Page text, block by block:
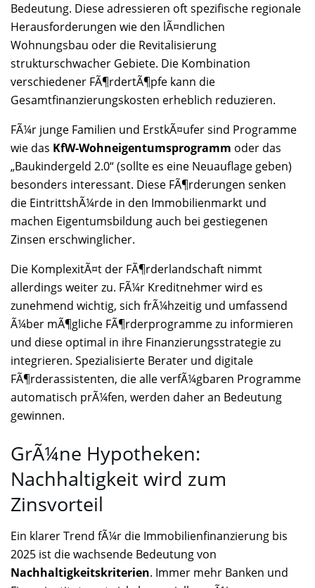
Bedeutung. Diese adressieren oft spezifische regionale
Herausforderungen wie den lÃ¤ndlichen
Wohnungsbau oder die Revitalisierung
strukturschwacher Gebiete. Die Kombination
verschiedener FÃ¶rdertÃ¶pfe kann die
Gesamtfinanzierungskosten erheblich reduzieren.
FÃ¼r junge Familien und ErstkÃ¤ufer sind Programme
wie das KfW-Wohneigentumsprogramm oder das
„Baukindergeld 2.0“ (sollte es eine Neuauflage geben)
besonders interessant. Diese FÃ¶rderungen senken
die EintrittshÃ¼rde in den Immobilienmarkt und
machen Eigentumsbildung auch bei gestiegenen
Zinsen erschwinglicher.
Die KomplexitÃ¤t der FÃ¶rderlandschaft nimmt
allerdings weiter zu. FÃ¼r Kreditnehmer wird es
zunehmend wichtig, sich frÃ¼hzeitig und umfassend
Ã¼ber mÃ¶gliche FÃ¶rderprogramme zu informieren
und diese optimal in ihre Finanzierungsstrategie zu
integrieren. Spezialisierte Berater und digitale
FÃ¶rderassistenten, die alle verfÃ¼gbaren Programme
automatisch prÃ¼fen, werden daher an Bedeutung
gewinnen.
GrÃ¼ne Hypotheken:
Nachhaltigkeit wird zum
Zinsvorteil
Ein klarer Trend fÃ¼r die Immobilienfinanzierung bis
2025 ist die wachsende Bedeutung von
Nachhaltigkeitskriterien. Immer mehr Banken und